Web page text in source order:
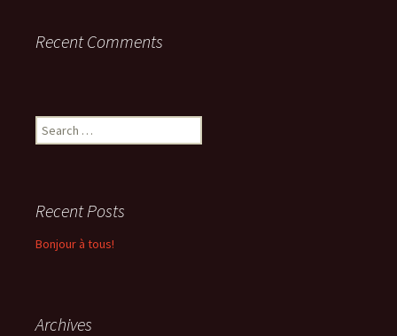
Recent Comments
Search
for:
Recent Posts
Bonjour à tous!
Archives